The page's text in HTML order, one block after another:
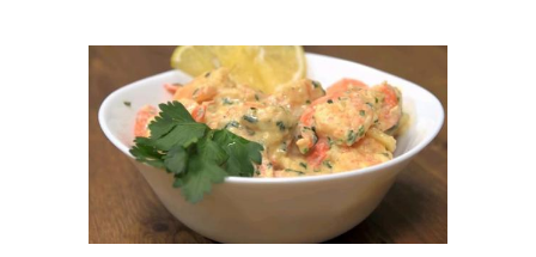
Креветки с овощами Гнездо с креветками